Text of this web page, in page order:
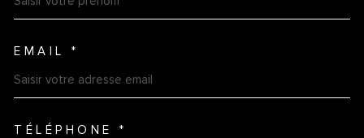
EMAIL *
TÉLÉPHONE *